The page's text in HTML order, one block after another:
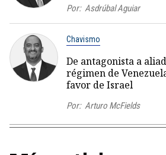
Por: Asdrúbal Aguiar
Chavismo
De antagonista a
régimen de
favor de Israel
Por: Arturo McFields